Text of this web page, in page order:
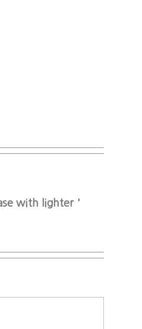
with lighter '